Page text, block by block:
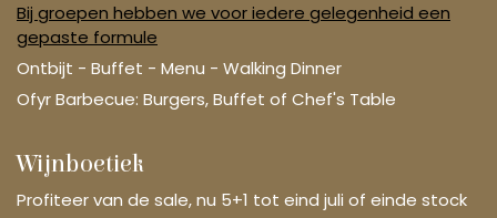
Bij groepen hebben we voor iedere gelegenheid een
gepaste formule
Ontbijt - Buffet - Menu - Walking Dinner
Ofyr Barbecue: Burgers, Buffet of Chef's Table
Wijnboetiek
Profiteer van de sale, nu 5+1 tot eind juli of einde stock